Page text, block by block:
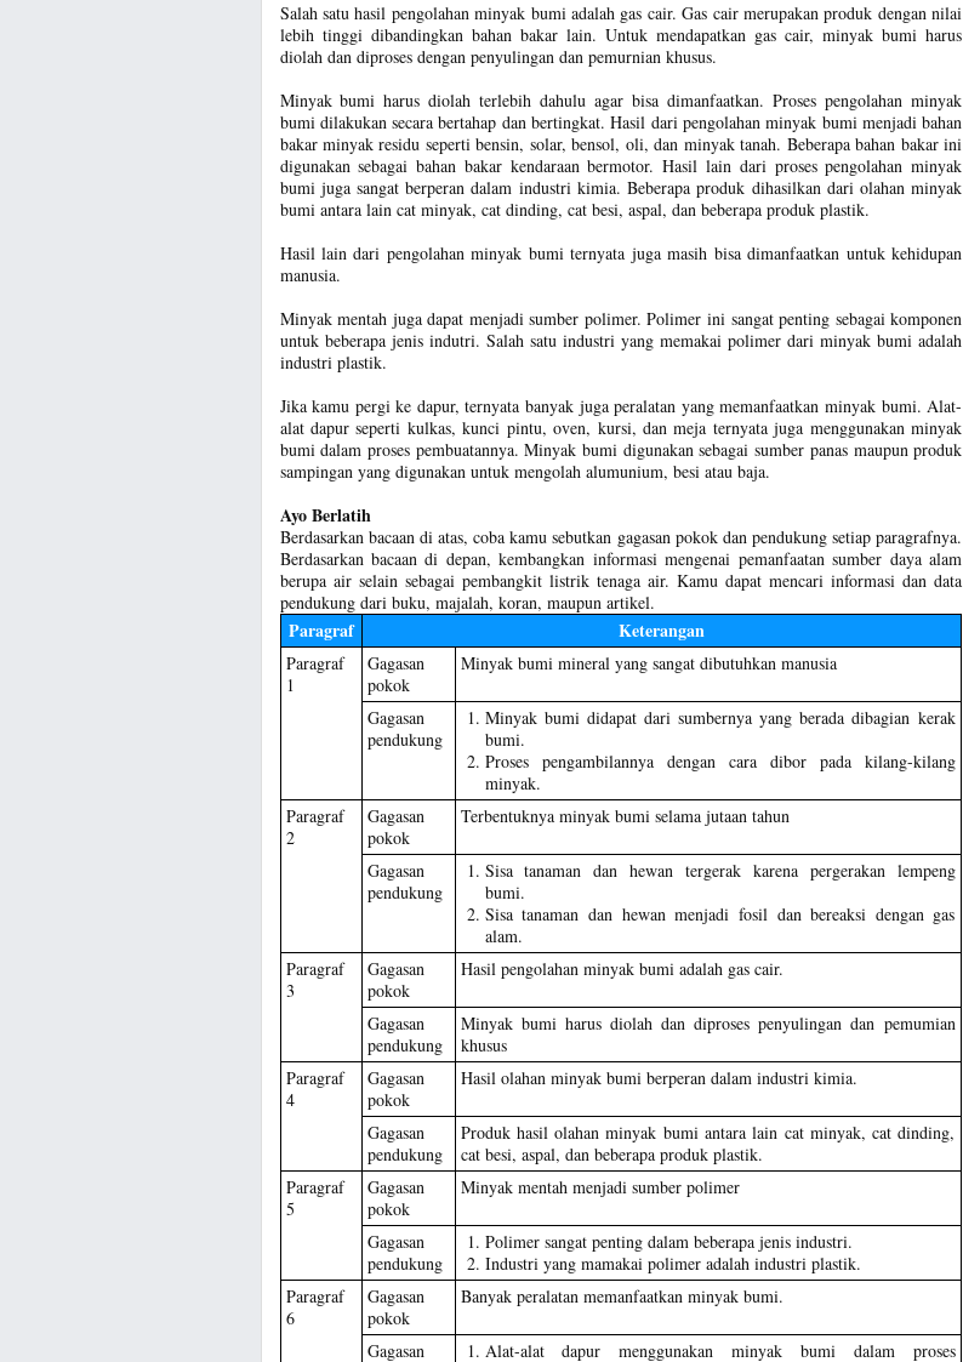
Salah satu hasil pengolahan minyak bumi adalah gas cair. Gas cair merupakan produk dengan nilai
lebih tinggi dibandingkan bahan bakar lain. Untuk mendapatkan gas cair, minyak bumi harus
diolah dan diproses dengan penyulingan dan pemurnian khusus.
Minyak bumi harus diolah terlebih dahulu agar bisa dimanfaatkan. Proses pengolahan minyak
bumi dilakukan secara bertahap dan bertingkat. Hasil dari pengolahan minyak bumi menjadi bahan
bakar minyak residu seperti bensin, solar, bensol, oli, dan minyak tanah. Beberapa bahan bakar ini
digunakan sebagai bahan bakar kendaraan bermotor. Hasil lain dari proses pengolahan minyak
bumi juga sangat berperan dalam industri kimia. Beberapa produk dihasilkan dari olahan minyak
bumi antara lain cat minyak, cat dinding, cat besi, aspal, dan beberapa produk plastik.
Hasil lain dari pengolahan minyak bumi ternyata juga masih bisa dimanfaatkan untuk kehidupan
manusia.
Minyak mentah juga dapat menjadi sumber polimer. Polimer ini sangat penting sebagai komponen
untuk beberapa jenis indutri. Salah satu industri yang memakai polimer dari minyak bumi adalah
industri plastik.
Jika kamu pergi ke dapur, ternyata banyak juga peralatan yang memanfaatkan minyak bumi. Alat-
alat dapur seperti kulkas, kunci pintu, oven, kursi, dan meja ternyata juga menggunakan minyak
bumi dalam proses pembuatannya. Minyak bumi digunakan sebagai sumber panas maupun produk
sampingan yang digunakan untuk mengolah alumunium, besi atau baja.
Ayo Berlatih
Berdasarkan bacaan di atas, coba kamu sebutkan gagasan pokok dan pendukung setiap paragrafnya.
Berdasarkan bacaan di depan, kembangkan informasi mengenai pemanfaatan sumber daya alam
berupa air selain sebagai pembangkit listrik tenaga air. Kamu dapat mencari informasi dan data
pendukung dari buku, majalah, koran, maupun artikel.
Paragraf Keterangan
Paragraf
1
Gagasan
pokok
Minyak bumi mineral yang sangat dibutuhkan manusia
Gagasan
pendukung
Minyak bumi didapat dari sumbernya yang berada dibagian kerak
bumi.
Proses pengambilannya dengan cara dibor pada kilang-kilang
minyak.
Paragraf
2
Gagasan
pokok
Terbentuknya minyak bumi selama jutaan tahun
Gagasan
pendukung
Sisa tanaman dan hewan tergerak karena pergerakan lempeng
bumi.
Sisa tanaman dan hewan menjadi fosil dan bereaksi dengan gas
alam.
Paragraf
3
Gagasan
pokok
Hasil pengolahan minyak bumi adalah gas cair.
Gagasan
pendukung
Minyak bumi harus diolah dan diproses penyulingan dan pemumian
khusus
Paragraf
4
Gagasan
pokok
Hasil olahan minyak bumi berperan dalam industri kimia.
Gagasan
pendukung
Produk hasil olahan minyak bumi antara lain cat minyak, cat dinding,
cat besi, aspal, dan beberapa produk plastik.
Paragraf
5
Gagasan
pokok
Minyak mentah menjadi sumber polimer
Gagasan
pendukung
Polimer sangat penting dalam beberapa jenis industri.
Industri yang mamakai polimer adalah industri plastik.
Paragraf
6
Gagasan
pokok
Banyak peralatan memanfaatkan minyak bumi.
Gagasan
Alat-alat dapur menggunakan minyak bumi dalam proses